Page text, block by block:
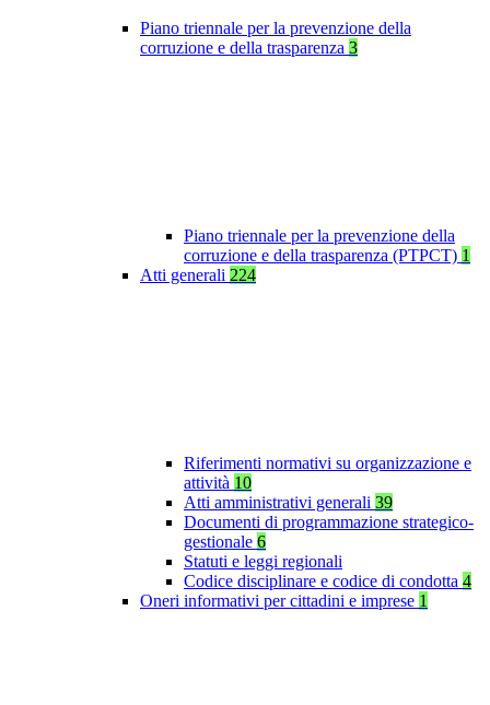
Piano triennale per la prevenzione della
corruzione e della trasparenza 3
Piano triennale per la prevenzione della
corruzione e della trasparenza (PTPCT) 1
Atti generali 224
Riferimenti normativi su organizzazione e
attività 10
Atti amministrativi generali 39
Documenti di programmazione strategico-
gestionale 6
Statuti e leggi regionali
Codice disciplinare e codice di condotta 4
Oneri informativi per cittadini e imprese 1